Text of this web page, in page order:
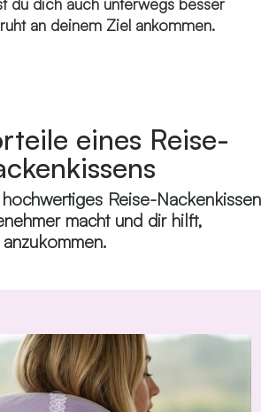
an deinem Ziel ankommen.
eines Reise-
Reise-Nackenkissen
macht und dir hilft,